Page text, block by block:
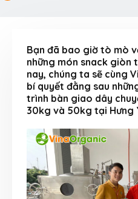
Bạn đã bao giờ tò mò
những món snack giòn
nay, chúng ta sẽ cùng
bí quyết đằng sau
trình bàn giao dây
30kg và 50kg tại Hưng